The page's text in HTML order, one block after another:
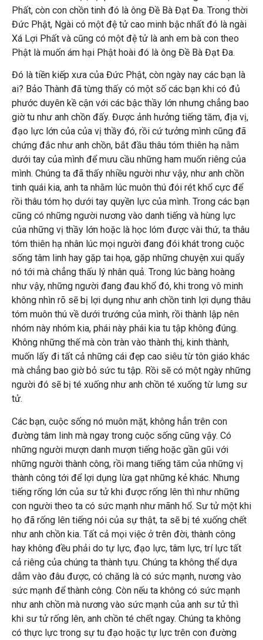
Phất, còn con chồn tinh đó là ông Đề Bà Đạt Đa. Trong thời
Đức Phật, Ngài có một đệ tử cao minh bậc nhất đó là ngài
Xá Lợi Phất và cũng có một đệ tử là anh em bà con theo
Phật là muốn ám hại Phật hoài đó là ông Đề Bà Đạt Đa.
Đó là tiền kiếp xưa của Đức Phật, còn ngày nay các bạn là
ai? Bảo Thành đã từng thấy có một số các bạn khi có đủ
phước duyên kề cận với các bậc thầy lớn nhưng chẳng bao
giờ tu như anh chồn đấy. Được ảnh hưởng tiếng tăm, địa vị,
đạo lực lớn của của vị thầy đó, rồi cứ tưởng mình cũng đã
chứng đắc như anh chồn, bắt đầu thâu tóm thiên hạ nằm
dưới tay của mình để mưu cầu những ham muốn riêng của
mình. Chúng ta đã thấy nhiều người như vậy, như anh chồn
tinh quái kia, anh ta nhằm lúc muôn thú đói rét khổ cực để
rồi thâu tóm họ dưới tay quyền lực của mình. Trong các bạn
cũng có những người nương vào danh tiếng và hùng lực
của những vị thầy lớn hoặc là học lóm được vài thứ, ta thâu
tóm thiên hạ nhân lúc mọi người đang đói khát trong cuộc
sống tâm linh hay gặp tai họa, gặp những chuyện xui quẩy
nó tới mà chẳng thấu lý nhân quả. Trong lúc bàng hoàng
như vậy, những người đang đau khổ đó, khi trong vô minh
không nhìn rõ sẽ bị lợi dụng như anh chồn tinh lợi dụng thâu
tóm muôn thú về dưới trướng của mình, rồi thành lập nên
nhóm này nhóm kia, phái này phái kia tu tập không đúng.
Không những thế mà còn tràn vào thành thị, kinh thành,
muốn lấy đi tất cả những cái đẹp cao siêu từ tôn giáo khác
mà chẳng bao giờ bỏ sức tu tập. Rồi sẽ có một ngày những
người đó sẽ bị té xuống như anh chồn té xuống từ lưng sư
tử.
Các bạn, cuộc sống nó muôn mặt, không hẳn trên con
đường tâm linh mà ngay trong cuộc sống cũng vậy. Có
những người mượn danh mượn tiếng hoặc gần gũi với
những người thành công, rồi mang tiếng tăm của những vị
thành công tới để lợi dụng lừa gạt những kẻ khác. Nhưng
tiếng rống lớn của sư tử khi được rống lên thì như những
con người theo ta có sức mạnh như mãnh hổ. Sư tử một khi
họ đã rống lên tiếng nói của sự thật, ta sẽ bị té xuống chết
như anh chồn kia. Tất cả mọi việc ở trên đời, thành công
hay không đều phải do tự lực, đạo lực, tâm lực, trí lực tất
cả riêng của chúng ta thành tựu. Chúng ta không thể dựa
dẫm vào đâu được, có chăng là có sức mạnh, nương vào
sức mạnh để thành công. Còn nếu ta không có sức mạnh
như anh chồn mà nương vào sức mạnh của anh sư tử thì
khi sư tử rống lên, anh chồn té chết ngay. Chúng ta không
có thực lực trong sự tu đạo hoặc tự lực trên con đường